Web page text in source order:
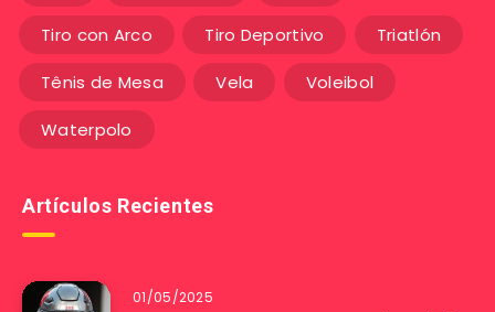
Tiro con Arco Tiro Deportivo Triatlón
Tênis de Mesa Vela Voleibol
Waterpolo
Artículos Recientes
01/05/2025